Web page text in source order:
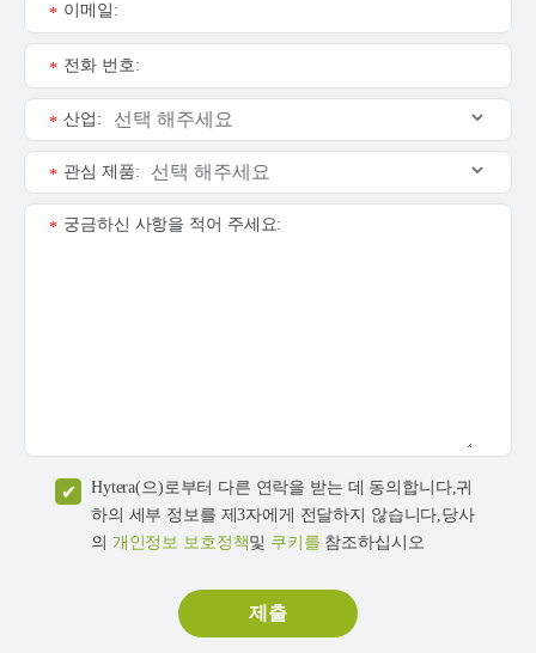
이메일:
*
전화 번호:
*
산업:
*
관심 제품:
*
궁금하신 사항을 적어 주세요:
*
Hytera(으)로부터 다른 연락을 받는 데 동의합니다,귀
하의 세부 정보를 제3자에게 전달하지 않습니다,당사
의 개인정보 보호정책및 쿠키를 참조하십시오